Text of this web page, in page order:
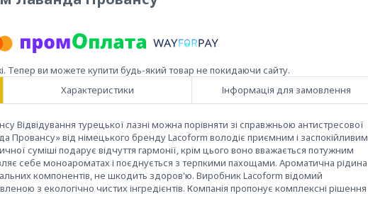
Тепер ви можете купити будь-який товар не покидаючи сайту.
Характеристики Інформація для замовлення
Відвідування турецької лазні можна порівняти зі справжньою антистресової
Провансу» від німецького бренду Lacoform володіє приємним і заспокійливим
суміші подарує відчуття гармонії, крім цього воно вважається потужним
себе моноароматах і поєднується з терпкими пахощами. Ароматична рідина
компонентів, не шкодить здоров'ю. Виробник Lacoform відомий
з екологічно чистих інгредієнтів. Компанія пропонує комплексні рішення